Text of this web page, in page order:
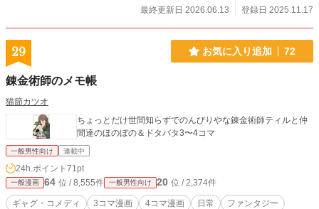
最終更新日 2026.06.13
登録日 2025.11.17
29 お気に入り追加 72
錬金術師のメモ帳
猫節カツオ
ちょっとだけ世間知らずでのんびりやな錬金術師ティルと仲
間達のほのぼの＆ドタバタ3〜4コマ
一般男性向け 連載中
24h.ポイント 71pt
一般漫画 64 位 / 8,555件 一般男性向け 20 位 / 2,374件
ギャグ・コメディ 3コマ漫画 4コマ漫画 日常
ファンタジー